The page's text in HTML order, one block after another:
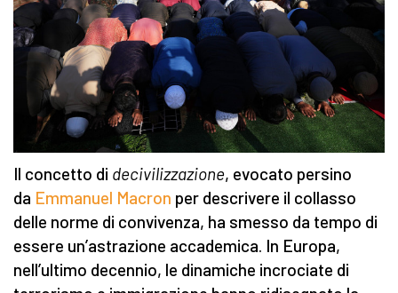
Il concetto di decivilizzazione, evocato persino
da Emmanuel Macron per descrivere il collasso
delle norme di convivenza, ha smesso da tempo di
essere un’astrazione accademica. In Europa,
nell’ultimo decennio, le dinamiche incrociate di